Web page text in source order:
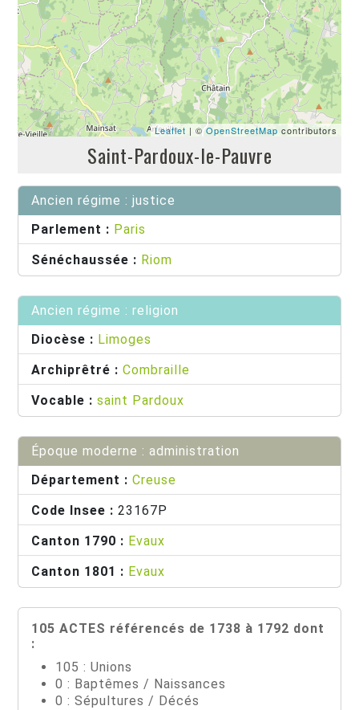
Leaflet | ©OpenStreetMap contributors
Saint-Pardoux-le-Pauvre
Ancien régime : justice
Parlement : Paris
Sénéchaussée : Riom
Ancien régime : religion
Diocèse : Limoges
Archiprêtré : Combraille
Vocable : saint Pardoux
Époque moderne : administration
Département : Creuse
Code Insee : 23167P
Canton 1790 : Evaux
Canton 1801 : Evaux
105 ACTES référencés de 1738 à 1792 dont
:
105 : Unions
0 : Baptêmes / Naissances
0 : Sépultures / Décés